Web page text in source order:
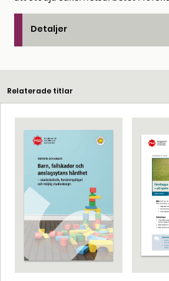
Detaljer
Relaterade titlar